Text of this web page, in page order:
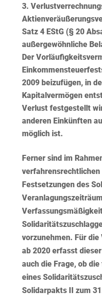
Satz 4 EStG (§ 20
außergewöhnliche
Der
2009 beizufügen, in
Kapitalvermögen
Verlust festgestellt
anderen Einkünften
möglich ist.
Ferner sind im
Festsetzungen des
vorzunehmen. Für
ab 2020 erfasst
auch die Frage, ob
eines
Solidarpakts II zum